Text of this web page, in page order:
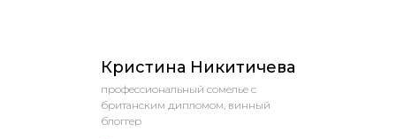
Кристина Никитичева
профессиональный сомелье с
британским дипломом, винный
блоггер